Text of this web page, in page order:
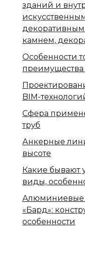
зданий и
камнем,
Особенности
BIM-
Сфера
труб
Анкерные
высоте
Какие бывают
виды,
Алюминиевые
«Бард»:
особенности